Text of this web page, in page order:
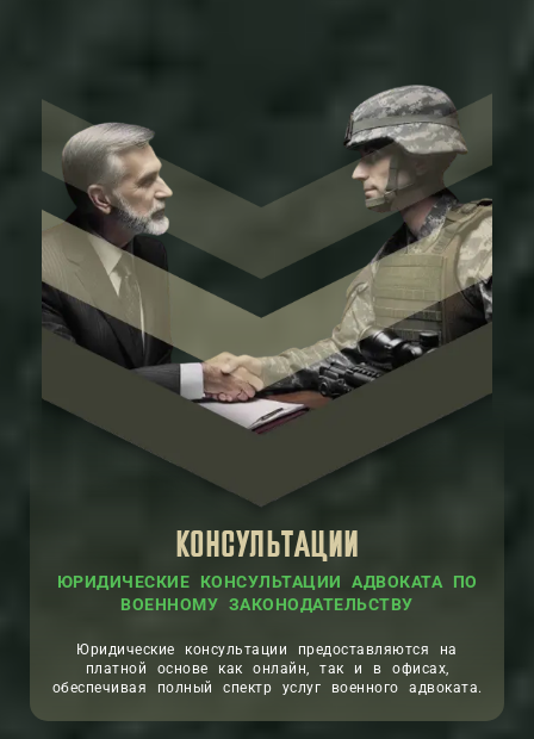
КОНСУЛЬТАЦИИ
ЮРИДИЧЕСКИЕ КОНСУЛЬТАЦИИ АДВОКАТА ПО
ВОЕННОМУ ЗАКОНОДАТЕЛЬСТВУ
Юридические консультации предоставляются на
платной основе как онлайн, так и в офисах,
обеспечивая полный спектр услуг военного адвоката.